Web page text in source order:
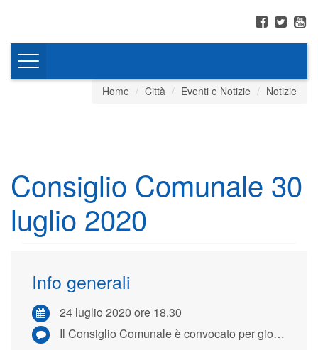
Toggle
Home
Città Eventi e Notizie Notizie
Consiglio Comunale 30
luglio 2020
Info generali
24 luglio 2020 ore 18.30
Il Consiglio Comunale è convocato per giovedì 30 luglio 2020 alle ore 18.30